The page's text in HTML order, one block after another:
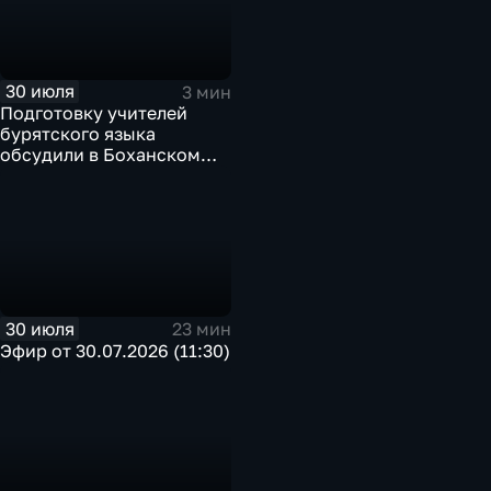
30 июля
3 мин
Подготовку учителей
бурятского языка
обсудили в Боханском
30 июля
23 мин
Эфир от 30.07.2026 (11:30)